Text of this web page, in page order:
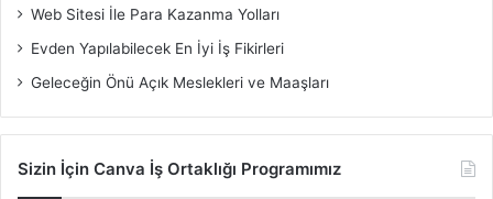
Web Sitesi İle Para Kazanma Yolları
Evden Yapılabilecek En İyi İş Fikirleri
Geleceğin Önü Açık Meslekleri ve Maaşları
Sizin İçin Canva İş Ortaklığı Programımız